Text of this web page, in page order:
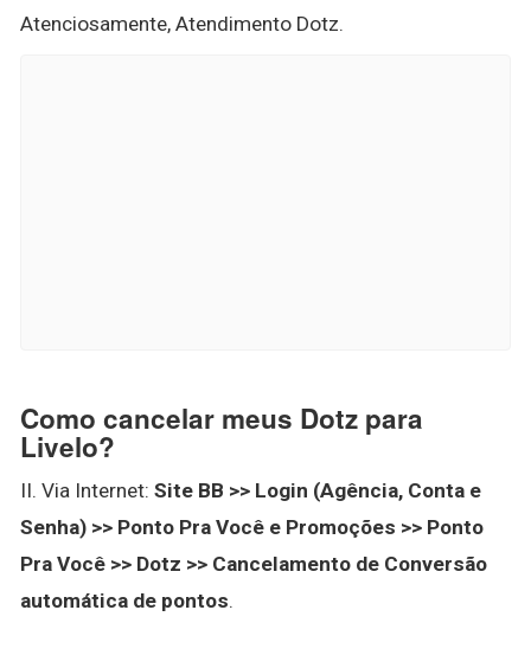
Atenciosamente, Atendimento Dotz.
Como cancelar meus Dotz para
Livelo?
II. Via Internet: Site BB >> Login (Agência, Conta e
Senha) >> Ponto Pra Você e Promoções >> Ponto
Pra Você >> Dotz >> Cancelamento de Conversão
automática de pontos.